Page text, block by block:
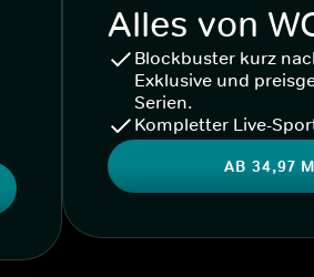
Alles von
Blockbuster kurz
Exklusive und
Serien.
Kompletter Live-
AB 34,97